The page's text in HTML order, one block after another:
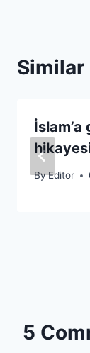
Similar
ByEditor
5